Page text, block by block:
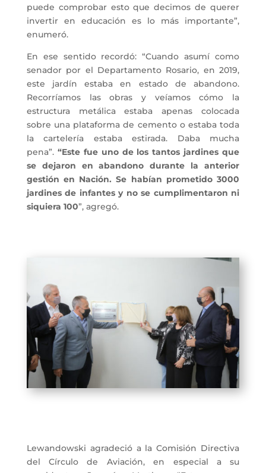
puede comprobar esto que decimos de querer
invertir en educación es lo más importante”,
enumeró.
En ese sentido recordó: “Cuando asumí como
senador por el Departamento Rosario, en 2019,
este jardín estaba en estado de abandono.
Recorríamos las obras y veíamos cómo la
estructura metálica estaba apenas colocada
sobre una plataforma de cemento o estaba toda
la cartelería estaba estirada. Daba mucha
pena”. “Este fue uno de los tantos jardines que
se dejaron en abandono durante la anterior
gestión en Nación. Se habían prometido 3000
jardines de infantes y no se cumplimentaron ni
siquiera 100”, agregó.
Lewandowski agradeció a la Comisión Directiva
del Círculo de Aviación, en especial a su